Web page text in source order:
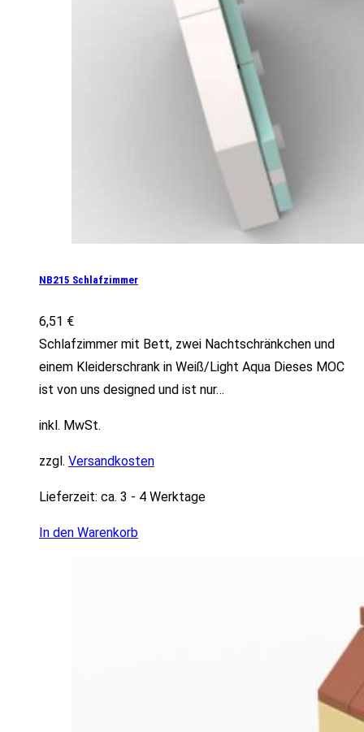
NB215 Schlafzimmer
6,51 €
Schlafzimmer mit Bett, zwei Nachtschränkchen und
einem Kleiderschrank in Weiß/Light Aqua Dieses MOC
ist von uns designed und ist nur…
inkl. MwSt.
zzgl. Versandkosten
Lieferzeit: ca. 3 - 4 Werktage
In den Warenkorb